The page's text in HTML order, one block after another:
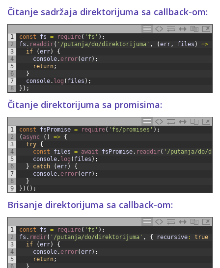
Čitanje sadržaja direktorijuma sa callback-om:
1
2
3
4
5
6
7
8
const fs = require( 'fs' ) ;
fs . readdir( '/putanja/do/direktorijuma' , (err, files ) =>
if
(err)
{
console.error(err) ;
return;
}
console. log ( files ) ;
} ) ;
Čitanje direktorijuma sa promisima:
1
2
3
4
5
6
7
8
9
const fsPromise = require( 'fs/promises' ) ;
( async ( ) => {
try {
const
files = await fsPromise. readdir( '/putanja/do/
console. log ( files ) ;
}
catch (err)
{
console.error(err) ;
}
} ) ( ) ;
Brisanje direktorijuma sa callback-om:
1
2
3
4
5
const fs = require( 'fs' ) ;
fs . rmdir( '/putanja/do/direktorijuma' , { recursive : true
if
(err)
{
console.error(err) ;
return;